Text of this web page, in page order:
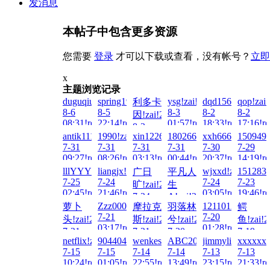
发消息
本帖子中包含更多资源
您需要 登录 才可以下载或查看，没有帐号？ 立
x
主题浏览记录
duguqiuse1!zai!2026-
8-6
08:31!read!
spring1990!zai!2026-
8-5
22:14!read!
利多卡
因!zai!2026-
8-3
14:56!read!
ysg!zai!2026-
8-3
01:57!read!
8-2
18:33!read!
8-2
antik1111!zai!2026-
7-31
09:27!read!
1990!zai!2026-
7-31
08:26!read!
xin122698!zai!2026-
7-31
03:13!read!
1802667552!zai!2026-
7-31
00:44!read!
xxh666!zai!2026-
7-30
20:37!read!
7-29
lllYYY!zai!2026-
7-25
02:45!read!
liangjx!zai!2026-
7-24
21:46!read!
广日
旷!zai!2026-
7-24
21:41!read!
平凡人
生
A!zai!2026-
7-24
18:13!read!
wjxxd!zai!2026-
7-24
03:05!read!
7-23
萝卜
头!zai!2026-
7-21
05:52!read!
Zzz000!zai!2026-
7-21
03:17!read!
摩拉克
斯!zai!2026-
7-21
01:35!read!
羽落林
兮!zai!2026-
7-20
09:31!read!
7-20
01:28!read!
鳄
鱼
7-19
netflix!zai!2026-
7-15
10:24!read!
904404217!zai!2026-
7-15
01:05!read!
wenkesheng!zai!2026-
7-14
22:55!read!
ABC2023!zai!2026-
7-14
13:49!read!
7-13
23:15!read!
7-13